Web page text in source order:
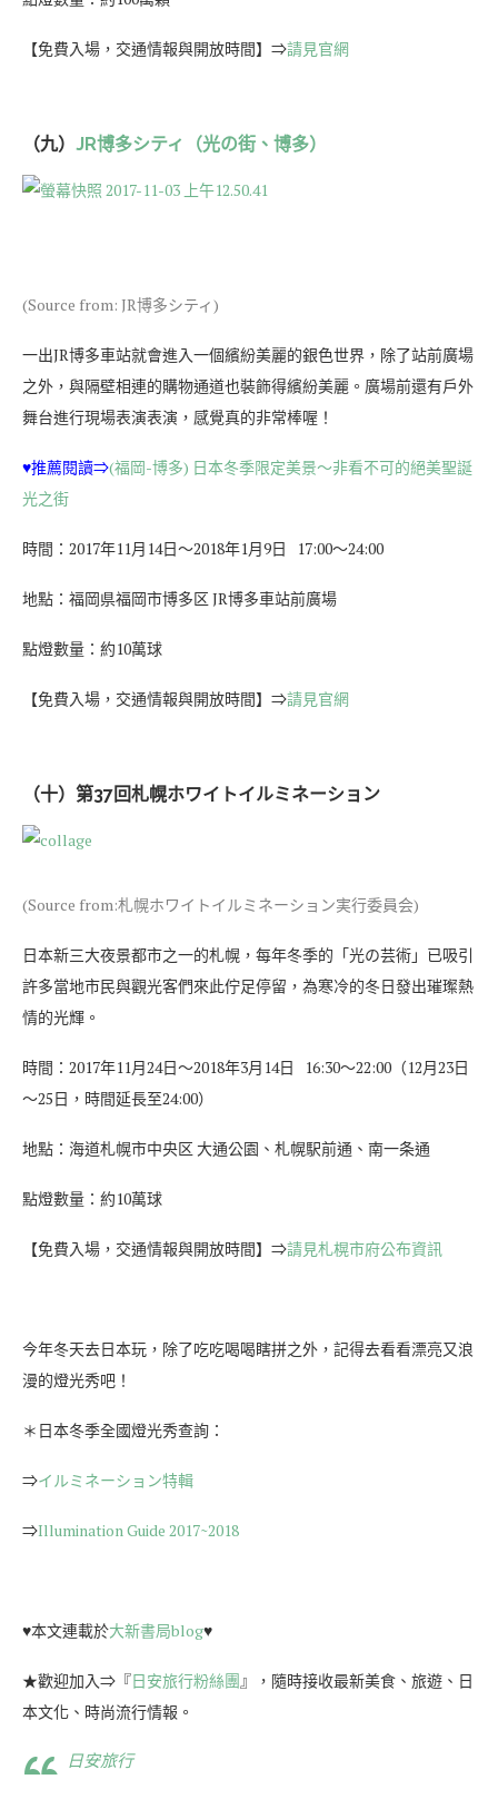
【免費入場，交通情報與開放時間】⇒請見官網
（九） JR博多シティ（光の街、博多）
(Source from: JR博多シティ)
一出JR博多車站就會進入一個繽紛美麗的銀色世界，除了站前廣場
之外，與隔壁相連的購物通道也裝飾得繽紛美麗。廣場前還有戶外
舞台進行現場表演表演，感覺真的非常棒喔！
♥推薦閱讀⇒(福岡-博多) 日本冬季限定美景～非看不可的絕美聖誕
光之街
時間：2017年11月14日～2018年1月9日 17:00～24:00
地點：福岡県福岡市博多区 JR博多車站前廣場
點燈數量：約10萬球
【免費入場，交通情報與開放時間】⇒請見官網
（十）第37回札幌ホワイトイルミネーション
(Source from:札幌ホワイトイルミネーション実行委員会)
日本新三大夜景都市之一的札幌，每年冬季的「光の芸術」已吸引
許多當地市民與觀光客們來此佇足停留，為寒冷的冬日發出璀璨熱
情的光輝。
時間：2017年11月24日～2018年3月14日 16:30～22:00（12月23日
～25日，時間延長至24:00）
地點：海道札幌市中央区 大通公園、札幌駅前通、南一条通
點燈數量：約10萬球
【免費入場，交通情報與開放時間】⇒請見札榥市府公布資訊
今年冬天去日本玩，除了吃吃喝喝瞎拼之外，記得去看看漂亮又浪
漫的燈光秀吧！
＊日本冬季全國燈光秀查詢：
⇒イルミネーション特輯
⇒Illumination Guide 2017~2018
♥本文連載於大新書局blog♥
★歡迎加入⇒『日安旅行粉絲團』，隨時接收最新美食、旅遊、日
本文化、時尚流行情報。
日安旅行